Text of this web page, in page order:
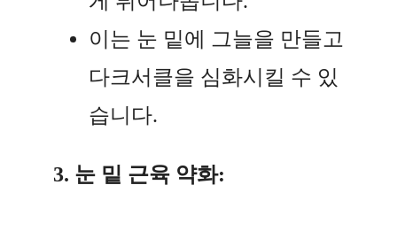
이는 눈 밑에 그늘을 만들고
다크서클을 심화시킬 수 있
습니다.
3. 눈 밑 근육 약화: